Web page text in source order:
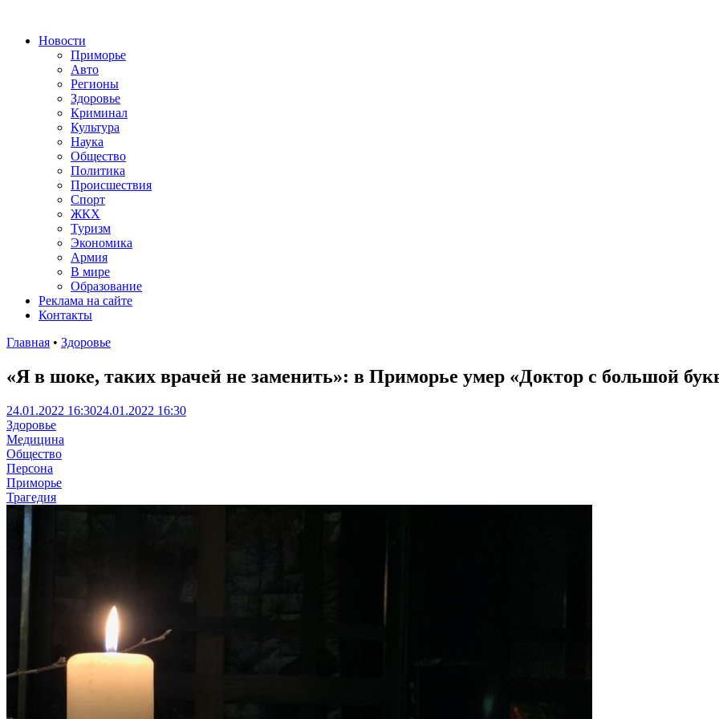
Новости
Приморье
Авто
Регионы
Здоровье
Криминал
Культура
Наука
Общество
Политика
Происшествия
Спорт
ЖКХ
Туризм
Экономика
Армия
В мире
Образование
Реклама на сайте
Контакты
Главная • Здоровье
«Я в шоке, таких врачей не заменить»: в Приморье умер «Доктор с большой
24.01.2022 16:3024.01.2022 16:30
Здоровье
Медицина
Общество
Персона
Приморье
Трагедия